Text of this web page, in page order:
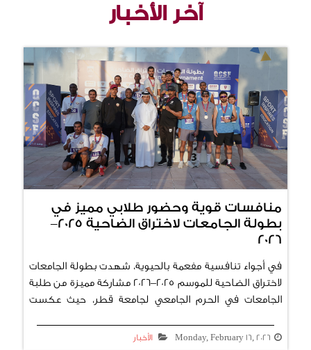
آخر الأخبار
منافسات قوية وحضور طلابي مميز في
بطولة الجامعات لاختراق الضاحية 2025–
2026
في أجواء تنافسية مفعمة بالحيوية، شهدت بطولة الجامعات
لاختراق الضاحية للموسم 2025–2026 مشاركة مميزة من طلبة
الجامعات في الحرم الجامعي لجامعة قطر، حيث عكست
المشاركين. وفي مراسم التتويج، كرّم السيد حمد صالحMonday, February 16, 2026 الأخبار